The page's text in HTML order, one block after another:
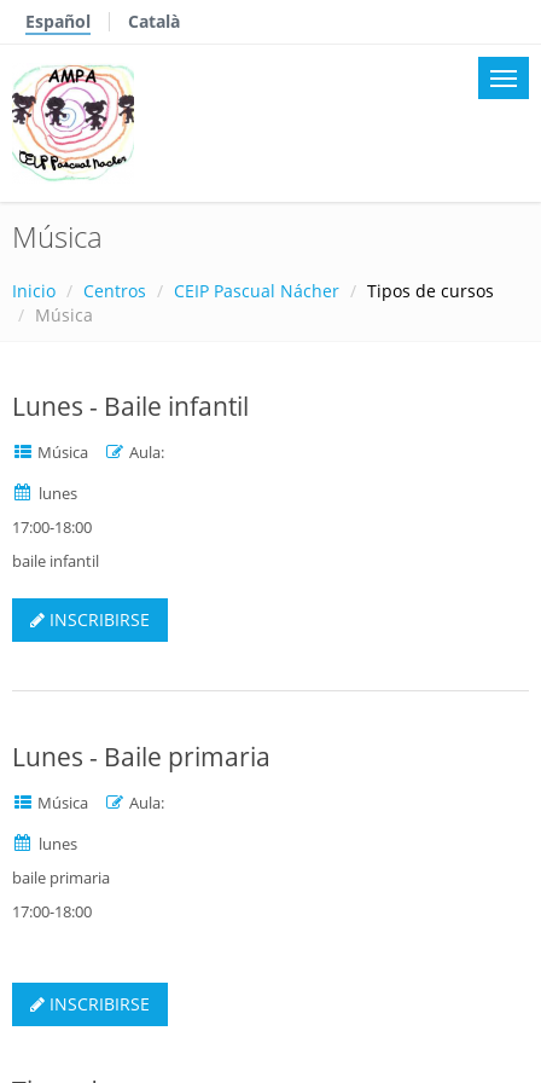
Español Català
Música
Inicio Centros CEIP Pascual Nácher
Tipos de cursos
Música
Lunes - Baile infantil
Música
Aula:
lunes
17:00-18:00
baile infantil
INSCRIBIRSE
Lunes - Baile primaria
Música
Aula:
lunes
baile primaria
17:00-18:00
INSCRIBIRSE